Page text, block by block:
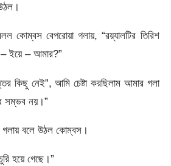
কোম্বস বেপরোয়া গলায়, “রয়্যালটির তিরিশ
– ইয়ে – আমার?”
কিছু নেই”, আমি চেষ্টা করছিলাম আমার গলা
সম্ভব নয়।”
গলায় বলে উঠল কোম্বস।
হয়ে গেছে।”